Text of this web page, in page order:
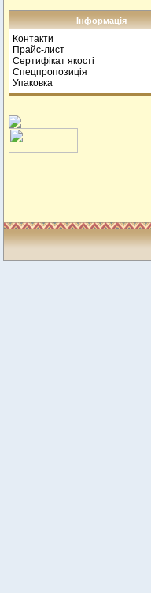
Інформація
Контакти
Прайс-лист
Сертифікат якості
Спецпропозиція
Упаковка